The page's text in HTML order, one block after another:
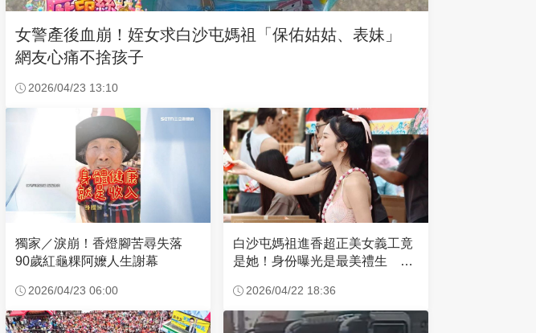
女警產後血崩！姪女求白沙屯媽祖「保佑姑姑、表妹」
網友心痛不捨孩子
2026/04/23 13:10
獨家／淚崩！香燈腳苦尋失落
90歲紅龜粿阿嬤人生謝幕
2026/04/23 06:00
白沙屯媽祖進香超正美女義工竟
是她！身份曝光是最美禮生 一
2026/04/22 18:36